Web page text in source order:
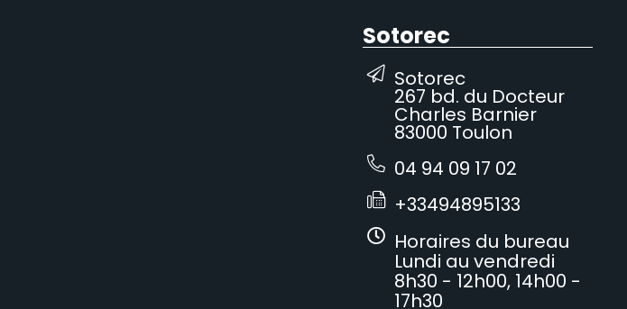
Sotorec
Sotorec
267 bd. du Docteur
Charles Barnier
83000 Toulon
04 94 09 17 02
+33494895133
Horaires du bureau
Lundi au vendredi
8h30 - 12h00, 14h00 -
17h30